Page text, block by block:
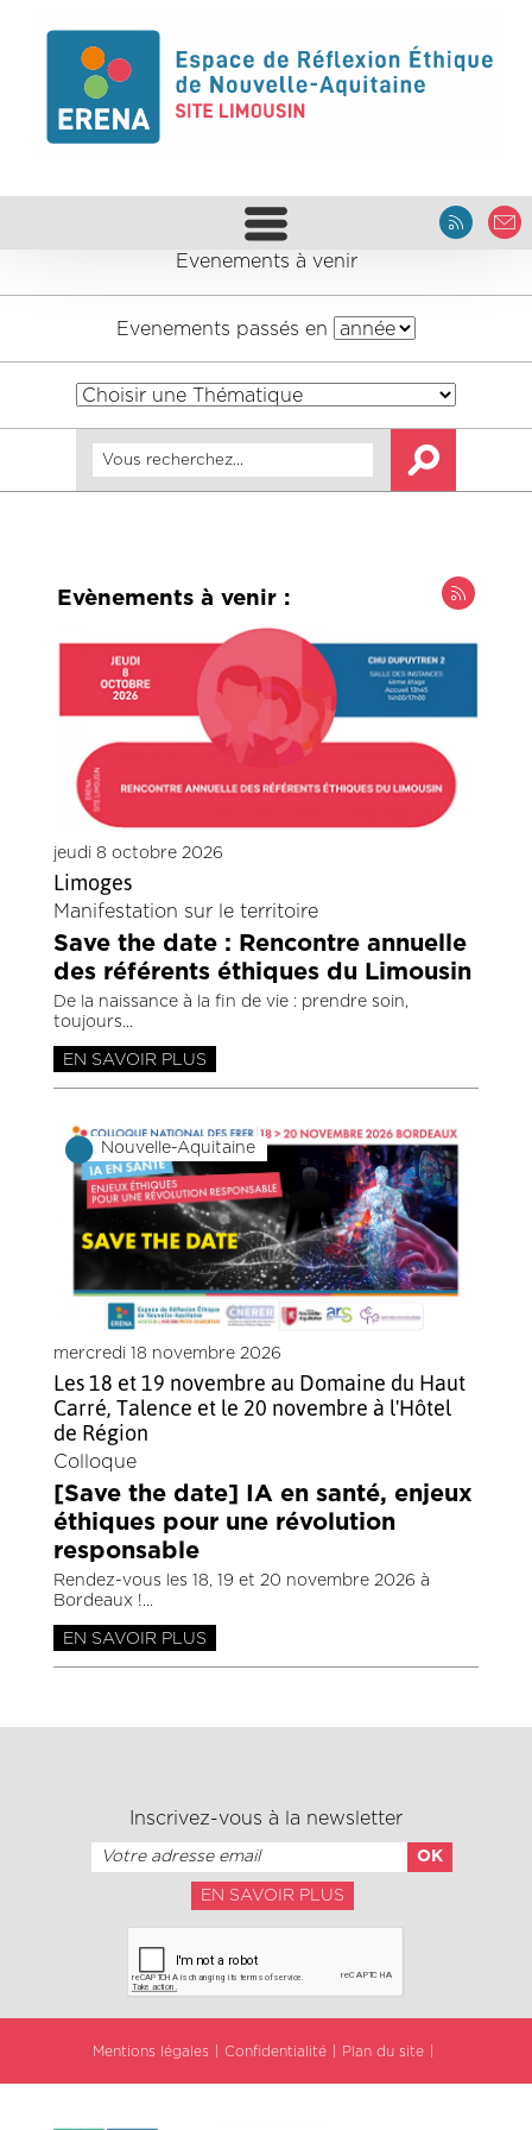
Evenements à venir
Evenements passés en
Evènements à venir :
jeudi 8 octobre 2026
Limoges
Manifestation sur le territoire
Save the date : Rencontre annuelle
des référents éthiques du Limousin
De la naissance à la fin de vie : prendre soin,
toujours
EN SAVOIR PLUS
Nouvelle-Aquitaine
mercredi 18 novembre 2026
Les 18 et 19 novembre au Domaine du Haut
Carré, Talence et le 20 novembre à l'Hôtel
de Région
Colloque
[Save the date] IA en santé, enjeux
éthiques pour une révolution
responsable
Rendez-vous les 18, 19 et 20 novembre 2026 à
Bordeaux !
EN SAVOIR PLUS
Inscrivez-vous à la newsletter
EN SAVOIR PLUS
Mentions légales Confidentialité Plan du site